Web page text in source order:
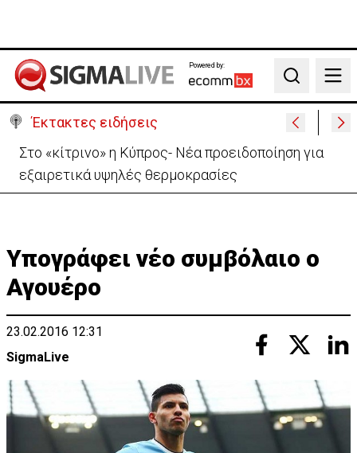
Powered by:
Search
Έκτακτες ειδήσεις
Αυτά είναι τα νέα Διοικητικά Συμβούλια των
Ημικρατικών Οργανισμών
Υπογράφει νέο συμβόλαιο ο
Αγουέρο
23.02.2016 12:31
SigmaLive